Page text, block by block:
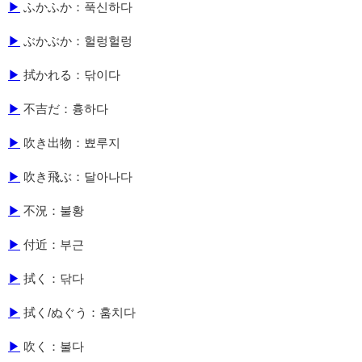
▶ ふかふか：푹신하다
▶ ぶかぶか：헐렁헐렁
▶ 拭かれる：닦이다
▶ 不吉だ：흉하다
▶ 吹き出物：뾰루지
▶ 吹き飛ぶ：달아나다
▶ 不況：불황
▶ 付近：부근
▶ 拭く：닦다
▶ 拭く/ぬぐう：훔치다
▶ 吹く：불다